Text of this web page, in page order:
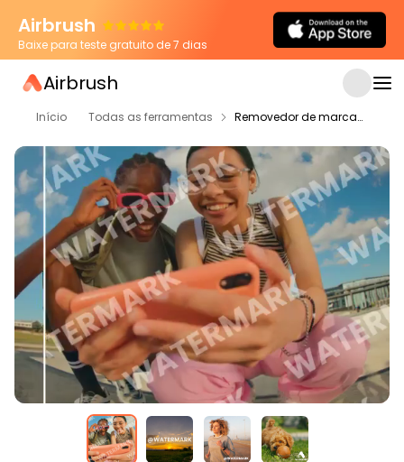
Airbrush
Baixe para teste gratuito de 7 dias
Airbrush
Início Todas as ferramentas Removedor de marca de vídeo de IA